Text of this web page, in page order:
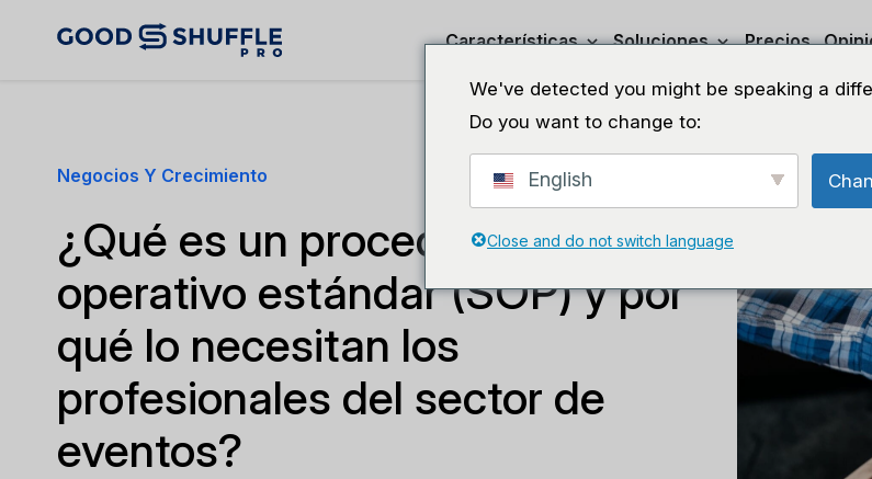
Características Soluciones Precios
Negocios Y Crecimiento
¿Qué es un procedimiento
operativo estándar (SOP) y por
qué lo necesitan los
profesionales del sector de
eventos?
We've detected you might be speaking a
Do you want to change to:
English
Close and do not switch language